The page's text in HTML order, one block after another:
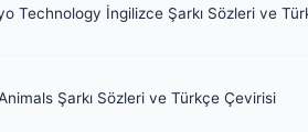
Technology İngilizce Şarkı Sözleri ve
Şarkı Sözleri ve Türkçe Çevirisi